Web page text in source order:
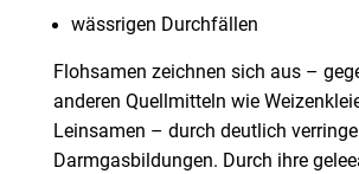
wässrigen Durchfällen
Flohsamen zeichnen sich aus –
anderen Quellmitteln wie
Leinsamen – durch deutlich
Darmgasbildungen. Durch ihre